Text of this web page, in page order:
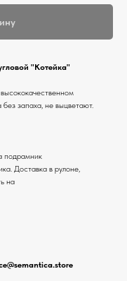
"Котейка"
запаха, не выцветают.
подрамник
Доставка в рулоне,
на